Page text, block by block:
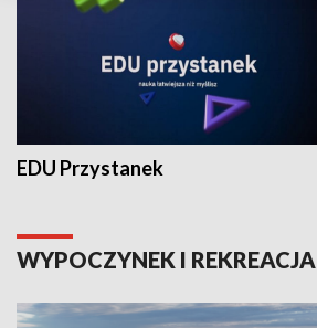
EDU Przystanek
WYPOCZYNEK I REKREACJA